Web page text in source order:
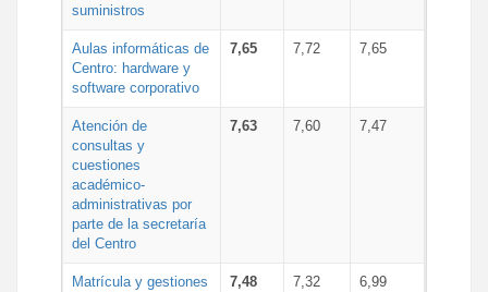
suministros
Aulas informáticas de
Centro: hardware y
software corporativo
7,65 7,72 7,65
Atención de
consultas y
cuestiones
académico-
administrativas por
parte de la secretaría
del Centro
7,63 7,60 7,47
Matrícula y gestiones
7,48 7,32 6,99